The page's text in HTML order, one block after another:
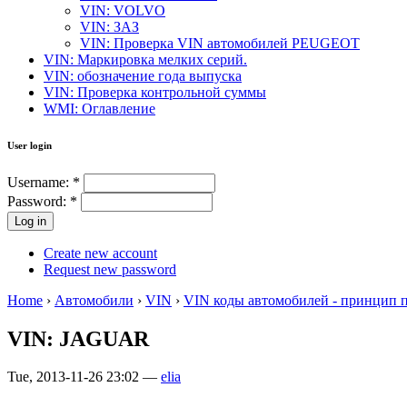
VIN: VOLVO
VIN: ЗАЗ
VIN: Проверка VIN автомобилей PEUGEOT
VIN: Маркировка мелких серий.
VIN: обозначение года выпуска
VIN: Проверка контрольной суммы
WMI: Оглавление
User login
Username: *
Password: *
Create new account
Request new password
Home › Автомобили › VIN › VIN коды автомобилей - принцип
VIN: JAGUAR
Tue, 2013-11-26 23:02 — elia